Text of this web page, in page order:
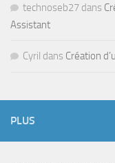
technoseb27 dans
Assistant
Cyril dans Création
PLUS